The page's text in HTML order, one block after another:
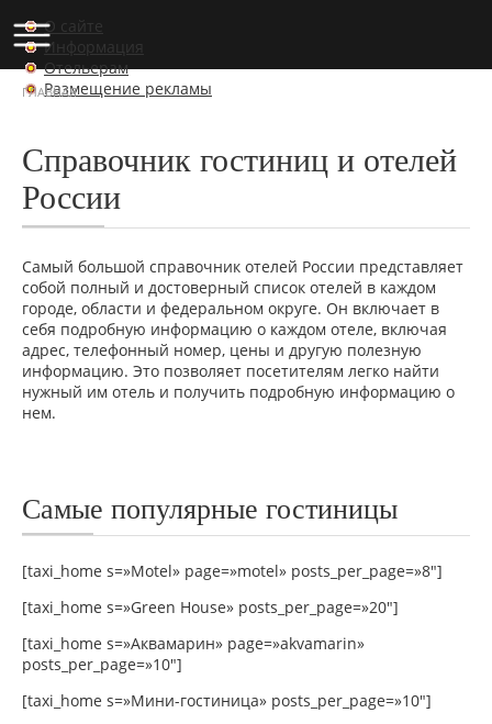
О сайте
Информация
Отельерам
Размещение рекламы
ГЛАВНАЯ
Справочник гостиниц и отелей
России
Самый большой справочник отелей России представляет
собой полный и достоверный список отелей в каждом
городе, области и федеральном округе. Он включает в
себя подробную информацию о каждом отеле, включая
адрес, телефонный номер, цены и другую полезную
информацию. Это позволяет посетителям легко найти
нужный им отель и получить подробную информацию о
нем.
Самые популярные гостиницы
[taxi_home s=»Motel» page=»motel» posts_per_page=»8″]
[taxi_home s=»Green House» posts_per_page=»20″]
[taxi_home s=»Аквамарин» page=»akvamarin»
posts_per_page=»10″]
[taxi_home s=»Мини-гостиница» posts_per_page=»10″]